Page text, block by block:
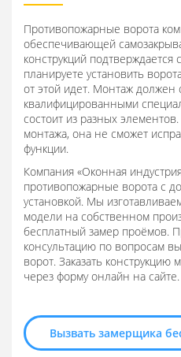
Противопожарные ворота
обеспечивающей
конструкций подтверждается
планируете установить
от этой идет. Монтаж должен
квалифицированными
состоит из разных
монтажа, она не сможет
функции.
Компания «Оконная
противопожарные ворота с
установкой. Мы
модели на собственном
бесплатный замер проёмов.
консультацию по вопросам
ворот. Заказать
через форму онлайн на сайте.
Вызвать замерщика